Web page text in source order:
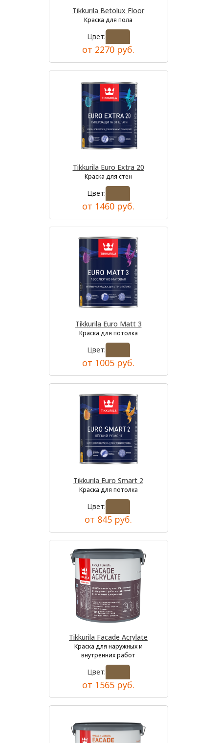
Tikkurila Betolux Floor
Краска для пола
Цвет:
от 2270 руб.
Tikkurila Euro Extra 20
Краска для стен
Цвет:
от 1460 руб.
Tikkurila Euro Matt 3
Краска для потолка
Цвет:
от 1005 руб.
Tikkurila Euro Smart 2
Краска для потолка
Цвет:
от 845 руб.
Tikkurila Facade Acrylate
Краска для наружных и
внутренних работ
Цвет:
от 1565 руб.